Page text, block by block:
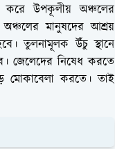
করে উপকূলীয় অঞ্চলের
মানুষদের আশ্রয়
তুলনামূলক উঁচু স্থানে
জেলেদের নিষেধ করতে
মোকাবেলা করতে। তাই